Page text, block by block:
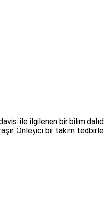
ile ilgilenen bir bilim
Önleyici bir takım